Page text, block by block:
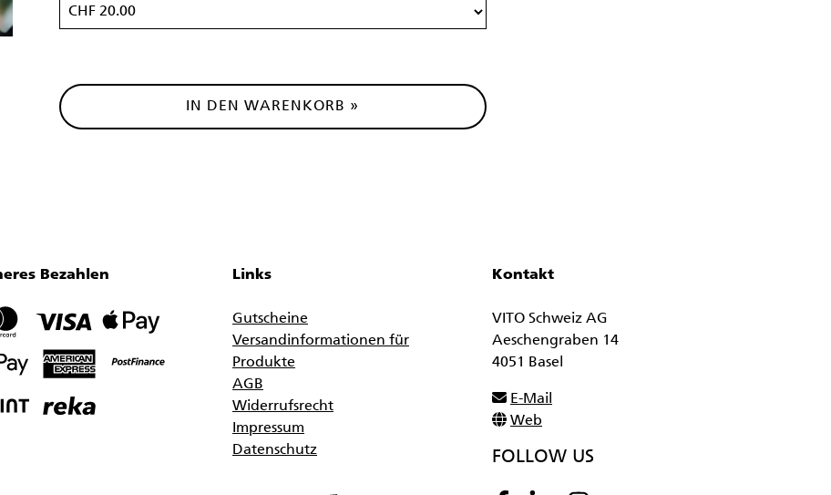
IN DEN WARENKORB »
Bezahlen Links
Gutscheine
Versandinformationen für
Produkte
AGB
Widerrufsrecht
Impressum
Datenschutz
Kontakt
VITO Schweiz AG
Aeschengraben 14
4051 Basel
E-Mail
Web
FOLLOW US